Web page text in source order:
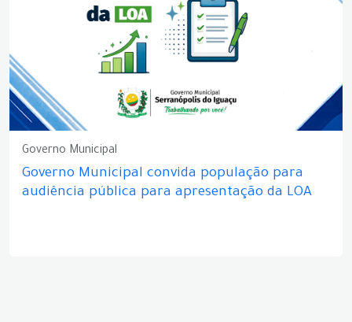
Governo Municipal
Governo Municipal convida população para
audiência pública para apresentação da LOA